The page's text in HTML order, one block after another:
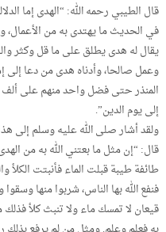
قال الطيبي رحمه الله: “الهدى إما
في الحديث ما يهتدى به من
يقال له هدى يطلق على ما قل وكثر
وعمل صالحا، وأدناه هدى من دعا إلى
المنذر حتى فضل واحد منهم على
إلى يوم الدين”.
ولقد أشار صلى الله عليه وسلم إلى
قال: “إن مثل ما بعتني الله به من
طائفة طيبة قبلت الماء فأنبتت
فنفع الله بها الناس، شربوا منها
قيعان لا تمسك ماء ولا تنبث كلأ فذلك